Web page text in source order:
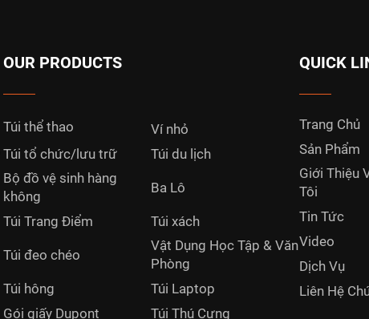
OUR PRODUCTS
Túi thể thao
Ví nhỏ
Túi tổ chức/lưu trữ
Túi du lịch
Bộ đồ vệ sinh hàng
không
Ba Lô
Túi Trang Điểm Túi xách
Túi đeo chéo
Vật Dụng Học Tập & Văn
Phòng
Túi hông
Túi Laptop
Gói giấy Dupont
Túi Thú Cưng
QUICK
Trang Chủ
Sản Phẩm
Giới Thiệu
Tôi
Tin Tức
Video
Dịch Vụ
Liên Hệ